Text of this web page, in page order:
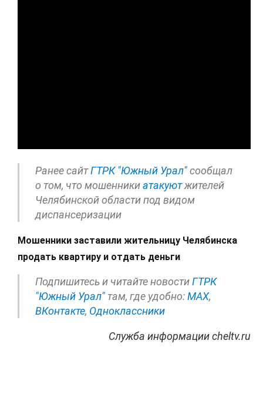
Ранее сайтГТРК "Южный Урал"сообщал
о том, что мошенникиатакуютжителей
Челябинской области под видом
диспансеризации
Мошенники заставили жительницу Челябинска
продать квартиру и отдать деньги
Подпишитесь и читайте новостиГТРК
"Южный Урал" там, где удобно:МАХ,
ВКонтакте, Одноклассники
Служба информации cheltv.ru